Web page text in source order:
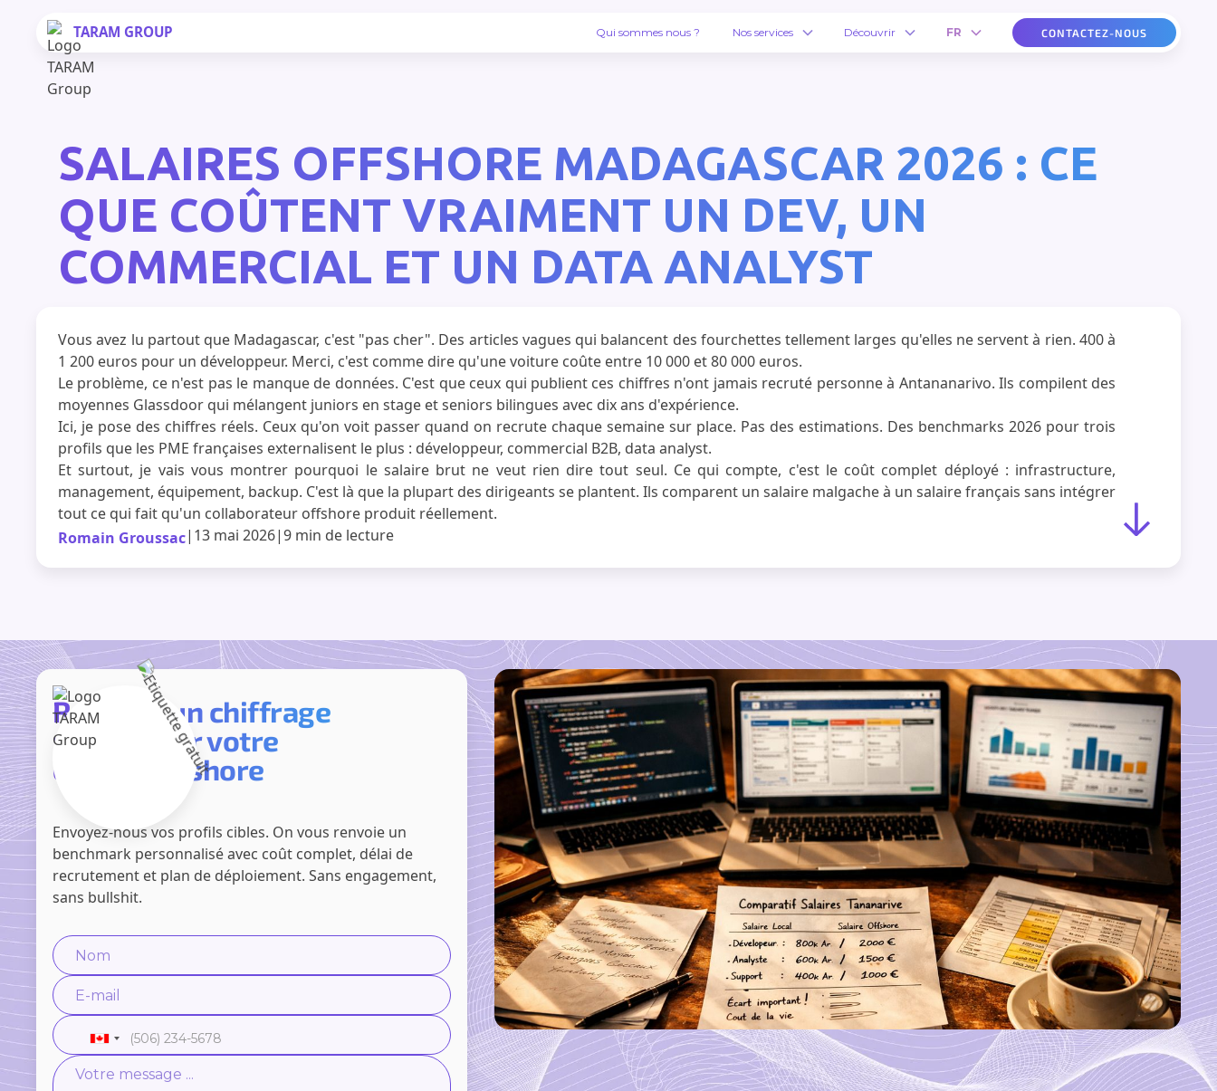
TARAM GROUP Qui sommes nous ? Nos services Découvrir FR CONTACTEZ-NOUS
SALAIRES OFFSHORE MADAGASCAR 2026 : CE
QUE COÛTENT VRAIMENT UN DEV, UN
COMMERCIAL ET UN DATA ANALYST
Vous avez lu partout que Madagascar, c'est "pas cher". Des articles vagues qui balancent des fourchettes tellement larges qu'elles ne servent à rien. 400 à
1 200 euros pour un développeur. Merci, c'est comme dire qu'une voiture coûte entre 10 000 et 80 000 euros.
Le problème, ce n'est pas le manque de données. C'est que ceux qui publient ces chiffres n'ont jamais recruté personne à Antananarivo. Ils compilent des
moyennes Glassdoor qui mélangent juniors en stage et seniors bilingues avec dix ans d'expérience.
Ici, je pose des chiffres réels. Ceux qu'on voit passer quand on recrute chaque semaine sur place. Pas des estimations. Des benchmarks 2026 pour trois
profils que les PME françaises externalisent le plus : développeur, commercial B2B, data analyst.
Et surtout, je vais vous montrer pourquoi le salaire brut ne veut rien dire tout seul. Ce qui compte, c'est le coût complet déployé : infrastructure,
management, équipement, backup. C'est là que la plupart des dirigeants se plantent. Ils comparent un salaire malgache à un salaire français sans intégrer
tout ce qui fait qu'un collaborateur offshore produit réellement.
Romain Groussac| 13 mai 2026|9 min de lecture
Recevez un chiffrage
précis pour votre
équipe offshore
Envoyez-nous vos profils cibles. On vous renvoie un
benchmark personnalisé avec coût complet, délai de
recrutement et plan de déploiement. Sans engagement,
sans bullshit.